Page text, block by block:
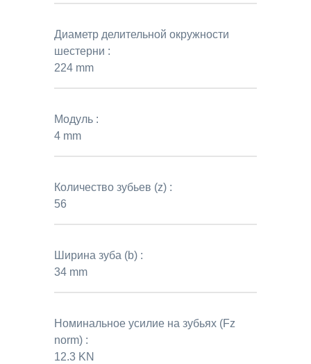
Диаметр делительной окружности
шестерни :
224 mm
Модуль :
4 mm
Количество зубьев (z) :
56
Ширина зуба (b) :
34 mm
Номинальное усилие на зубьях (Fz
norm) :
12.3 KN